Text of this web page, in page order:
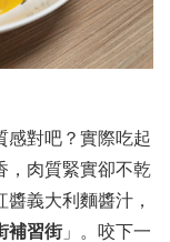
感對吧？實際吃起
，肉質緊實卻不乾
義大利麵醬汁，
補習街」。咬下一